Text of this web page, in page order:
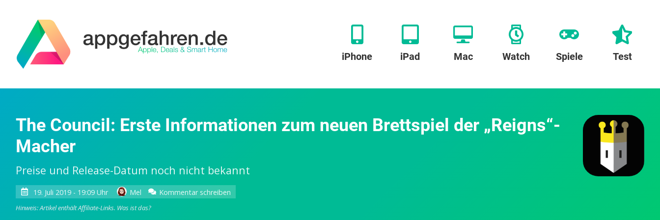
iPhone iPad Mac Watch Spiele Test
The Council: Erste Informationen zum neuen Brettspiel der „Reigns“-
Macher
Preise und Release-Datum noch nicht bekannt
19. Juli 2019 - 19:09 Uhr Mel Kommentar schreiben
Hinweis: Artikel enthält Affiliate-Links. Was ist das?